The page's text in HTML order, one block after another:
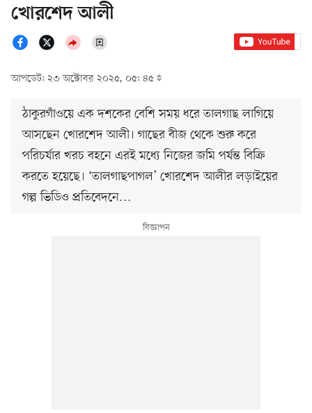
খোরশেদ আলী
আপডেট: ২৩ অক্টোবর ২০২৫, ০৫: ৪৫
ঠাকুরগাঁওয়ে এক দশকের বেশি সময় ধরে তালগাছ লাগিয়ে
আসছেন খোরশেদ আলী। গাছের বীজ থেকে শুরু করে
পরিচর্যার খরচ বহনে এরই মধ্যে নিজের জমি পর্যন্ত বিক্রি
করতে হয়েছে। ‘তালগাছপাগল’ খোরশেদ আলীর লড়াইয়ের
গল্প ভিডিও প্রতিবেদনে…